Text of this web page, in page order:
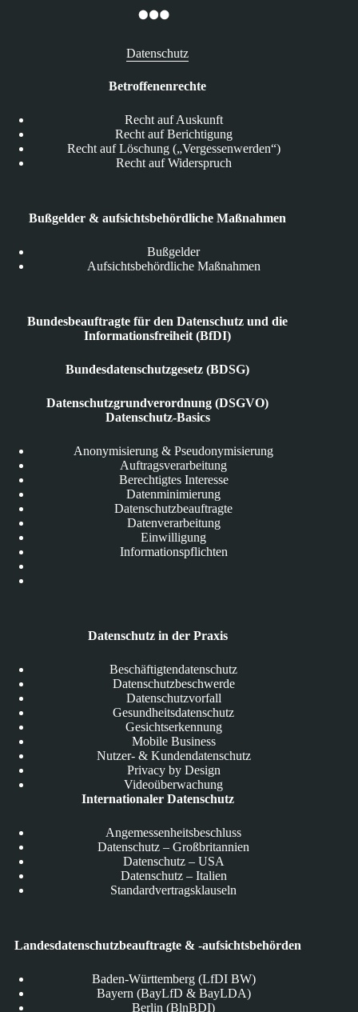
Datenschutz
Betroffenenrechte
Recht auf Auskunft
Recht auf Berichtigung
Recht auf Löschung („Vergessenwerden“)
Recht auf Widerspruch
Bußgelder & aufsichtsbehördliche Maßnahmen
Bußgelder
Aufsichtsbehördliche Maßnahmen
Bundesbeauftragte für den Datenschutz und die
Informationsfreiheit (BfDI)
Bundesdatenschutzgesetz (BDSG)
Datenschutzgrundverordnung (DSGVO)
Datenschutz-Basics
Anonymisierung & Pseudonymisierung
Auftragsverarbeitung
Berechtigtes Interesse
Datenminimierung
Datenschutzbeauftragte
Datenverarbeitung
Einwilligung
Informationspflichten
Datenschutz in der Praxis
Beschäftigtendatenschutz
Datenschutzbeschwerde
Datenschutzvorfall
Gesundheitsdatenschutz
Gesichtserkennung
Mobile Business
Nutzer- & Kundendatenschutz
Privacy by Design
Videoüberwachung
Internationaler Datenschutz
Angemessenheitsbeschluss
Datenschutz – Großbritannien
Datenschutz – USA
Datenschutz – Italien
Standardvertragsklauseln
Landesdatenschutzbeauftragte & -aufsichtsbehörden
Baden-Württemberg (LfDI BW)
Bayern (BayLfD & BayLDA)
Berlin (BlnBDI)